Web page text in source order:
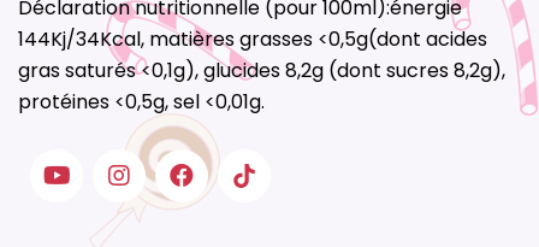
Déclaration nutritionnelle (pour 100ml):énergie
144Kj/34Kcal, matières grasses <0,5g(dont acides
gras saturés <0,1g), glucides 8,2g (dont sucres 8,2g),
protéines <0,5g, sel <0,01g.